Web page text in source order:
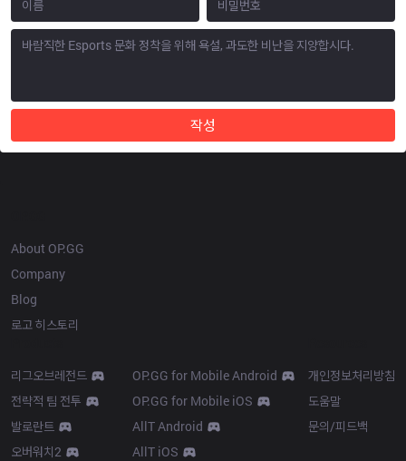
작성
About OP.GG
Company
Blog
로고 히스토리
리그오브레전드
전략적 팀 전투
발로란트
오버워치2
OP.GG for Mobile Android
OP.GG for Mobile iOS
AllT Android
AllT iOS
개인정보처리방침
도움말
문의/피드백